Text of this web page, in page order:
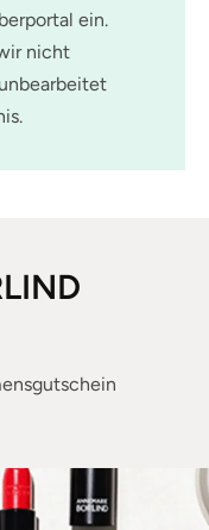
ein.
nicht